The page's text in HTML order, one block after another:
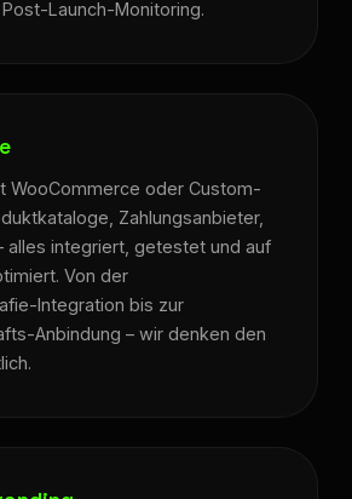
Launch-Monitoring.
WooCommerce oder Custom-
Zahlungsanbieter,
alles integriert, getestet und auf
Von der
Integration bis zur
Anbindung – wir denken den